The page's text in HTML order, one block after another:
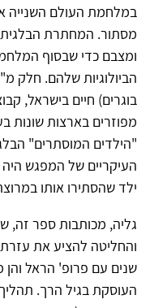
במלחמת העולם השנייה
מסתור. המחתרת הבלגית
ומצבם כדי שבסוף
הביולוגיות שלהם. חלק
בוגרים) חיים בישראל,
מפוזרים בארצות שונות
"הילדים המוסתרים"
העיקריים של המפגש
ילד שהסתירו אותו
גליה, מכותבות ספר זה,
והחליטה להציע את
שנים עם פרופ' הראל והן
העוסקת בגיל הרך.